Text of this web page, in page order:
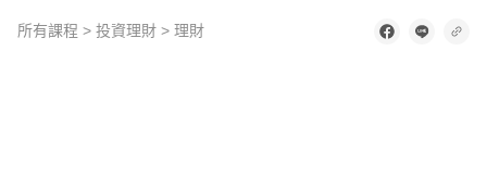
設計
所有課程 > 投資理財 > 理財